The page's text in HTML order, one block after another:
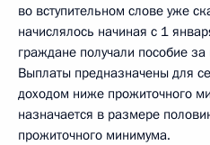
во вступительном слове уже
начислялось начиная с 1
граждане получали пособие
Выплаты предназначены для
доходом ниже прожиточного
назначается в размере
прожиточного минимума.